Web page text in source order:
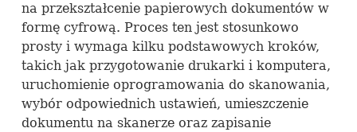
na przekształcenie papierowych dokumentów w
formę cyfrową. Proces ten jest stosunkowo
prosty i wymaga kilku podstawowych kroków,
takich jak przygotowanie drukarki i komputera,
uruchomienie oprogramowania do skanowania,
wybór odpowiednich ustawień, umieszczenie
dokumentu na skanerze oraz zapisanie